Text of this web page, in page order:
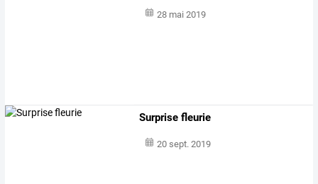
28 mai 2019
Surprise fleurie
20 sept. 2019